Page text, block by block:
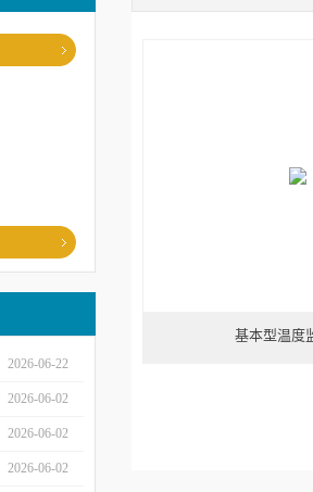
2026-06-22
2026-06-02
2026-06-02
2026-06-02
基本型温度